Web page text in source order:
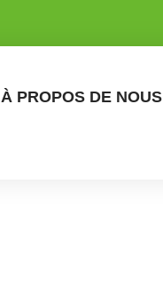
À PROPOS DE NOUS